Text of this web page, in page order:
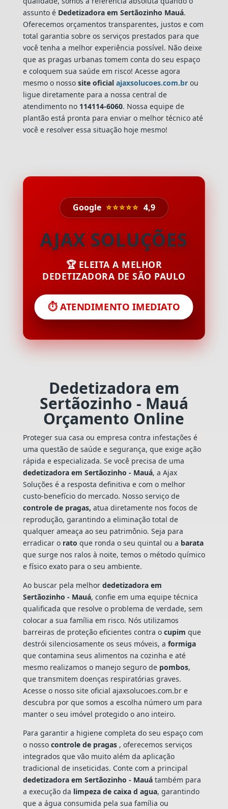
assunto é Dedetizadora em Sertãozinho Mauá.
Oferecemos orçamentos transparentes, justos e com
total garantia sobre os serviços prestados para que
você tenha a melhor experiência possível. Não deixe
que as pragas urbanas tomem conta do seu espaço
e coloquem sua saúde em risco! Acesse agora
mesmo o nossosite oficial ajaxsolucoes.com.brou
ligue diretamente para a nossa central de
atendimento no 114114-6060. Nossa equipe de
plantão está pronta para enviar o melhor técnico até
você e resolver essa situação hoje mesmo!
Google ⭐⭐⭐⭐⭐ 4,9
AJAX SOLUÇÕES
🏆 ELEITA A MELHOR
DEDETIZADORA DE SÃO PAULO
⏱️ ATENDIMENTO IMEDIATO
Dedetizadora em
Sertãozinho - Mauá
Orçamento Online
Proteger sua casa ou empresa contra infestações é
uma questão de saúde e segurança, que exige ação
rápida e especializada. Se você precisa de uma
dedetizadora em Sertãozinho - Mauá, a Ajax
Soluções é a resposta definitiva e com o melhor
custo-benefício do mercado. Nosso serviço de
controle de pragas, atua diretamente nos focos de
reprodução, garantindo a eliminação total de
qualquer ameaça ao seu patrimônio. Seja para
erradicar o rato que ronda o seu quintal ou a barata
que surge nos ralos à noite, temos o método químico
e físico exato para o seu ambiente.
Ao buscar pela melhor dedetizadora em
Sertãozinho - Mauá, confie em uma equipe técnica
qualificada que resolve o problema de verdade, sem
colocar a sua família em risco. Nós utilizamos
barreiras de proteção eficientes contra o cupim que
destrói silenciosamente os seus móveis, a formiga
que contamina seus alimentos na cozinha e até
mesmo realizamos o manejo seguro de pombos,
que transmitem doenças respiratórias graves.
Acesse o nosso site oficial ajaxsolucoes.com.br e
descubra por que somos a escolha número um para
manter o seu imóvel protegido o ano inteiro.
Para garantir a higiene completa do seu espaço com
o nosso controle de pragas , oferecemos serviços
integrados que vão muito além da aplicação
tradicional de inseticidas. Conte com a principal
dedetizadora em Sertãozinho - Mauátambém para
a execução da limpeza de caixa d agua, garantindo
que a água consumida pela sua família ou